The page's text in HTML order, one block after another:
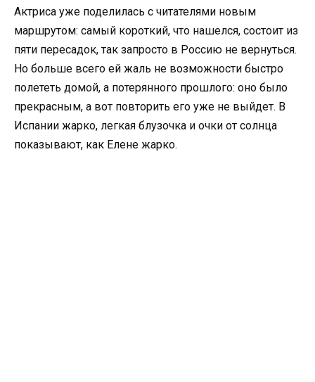
Актриса уже поделилась с читателями новым
маршрутом: самый короткий, что нашелся, состоит из
пяти пересадок, так запросто в Россию не вернуться.
Но больше всего ей жаль не возможности быстро
полететь домой, а потерянного прошлого: оно было
прекрасным, а вот повторить его уже не выйдет. В
Испании жарко, легкая блузочка и очки от солнца
показывают, как Елене жарко.